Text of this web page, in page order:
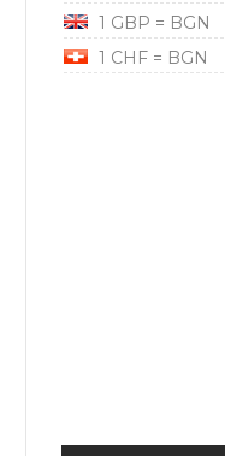
1 GBP = BGN
1 CHF = BGN